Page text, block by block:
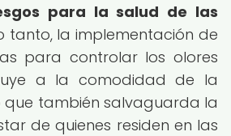
para la salud de las
tanto, la implementación de
para controlar los olores
a la comodidad de la
que también salvaguarda la
de quienes residen en las